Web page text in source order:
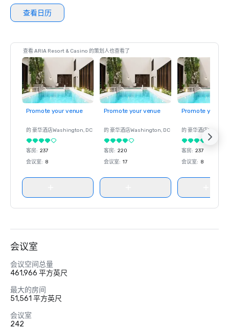
查看日历
查看 ARIA Resort & Casino 的策划人也查看了
Promote your venue
的 豪华酒店Washington, DC
客房: 237
会议室: 8
Promote your venue
的 豪华酒店Washington, DC
客房: 220
会议室: 17
Promote your
的 豪华酒店
客房: 237
会议室: 8
会议室
会议空间总量
461,966 平方英尺
最大的房间
51,561 平方英尺
会议室
242